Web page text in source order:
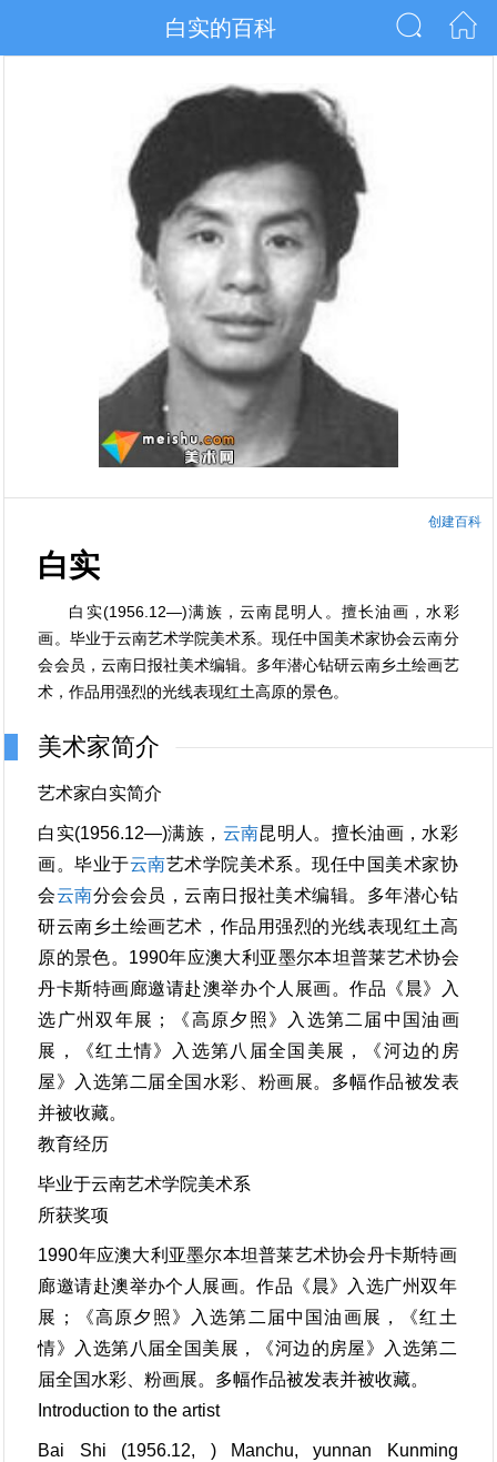
白实的百科
创建百科
白实
白实(1956.12—)满族，云南昆明人。擅长油画，水彩
画。毕业于云南艺术学院美术系。现任中国美术家协会云南分
会会员，云南日报社美术编辑。多年潜心钻研云南乡土绘画艺
术，作品用强烈的光线表现红土高原的景色。
美术家简介
艺术家白实简介
白实(1956.12—)满族， 云南昆明人。擅长油画，水彩
画。毕业于云南艺术学院美术系。现任中国美术家协
会云南分会会员，云南日报社美术编辑。多年潜心钻
研云南乡土绘画艺术，作品用强烈的光线表现红土高
原的景色。1990年应澳大利亚墨尔本坦普莱艺术协会
丹卡斯特画廊邀请赴澳举办个人展画。作品《晨》入
选广州双年展；《高原夕照》入选第二届中国油画
展，《红土情》入选第八届全国美展，《河边的房
屋》入选第二届全国水彩、粉画展。多幅作品被发表
并被收藏。
教育经历
毕业于云南艺术学院美术系
所获奖项
1990年应澳大利亚墨尔本坦普莱艺术协会丹卡斯特画
廊邀请赴澳举办个人展画。作品《晨》入选广州双年
展；《高原夕照》入选第二届中国油画展，《红土
情》入选第八届全国美展，《河边的房屋》入选第二
届全国水彩、粉画展。多幅作品被发表并被收藏。
Introduction to the artist
Bai Shi (1956.12, ) Manchu, yunnan Kunming